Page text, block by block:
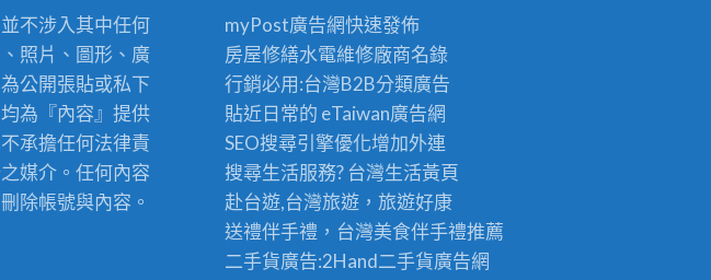
不涉入其中任何
照片、圖形、廣
公開張貼或私下
為『內容』提供
承擔任何法律責
媒介。任何內容
除帳號與內容。
myPost廣告網快速發佈
房屋修繕水電維修廠商名錄
行銷必用:台灣B2B分類廣告
貼近日常的 eTaiwan廣告網
SEO搜尋引擎優化增加外連
搜尋生活服務? 台灣生活黃頁
赴台遊,台灣旅遊 ，旅遊好康
送禮伴手禮，台灣美食伴手禮推薦
二手貨廣告:2Hand二手貨廣告網